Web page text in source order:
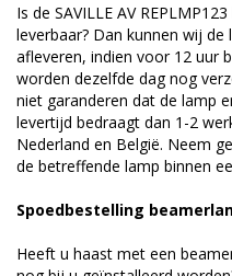
Is de SAVILLE AV
leverbaar? Dan kunnen wij
afleveren, indien voor 12 uur
worden dezelfde dag nog
niet garanderen dat de lamp
levertijd bedraagt dan 1-2
Nederland en België. Neem
de betreffende lamp binnen
Spoedbestelling
Heeft u haast met een